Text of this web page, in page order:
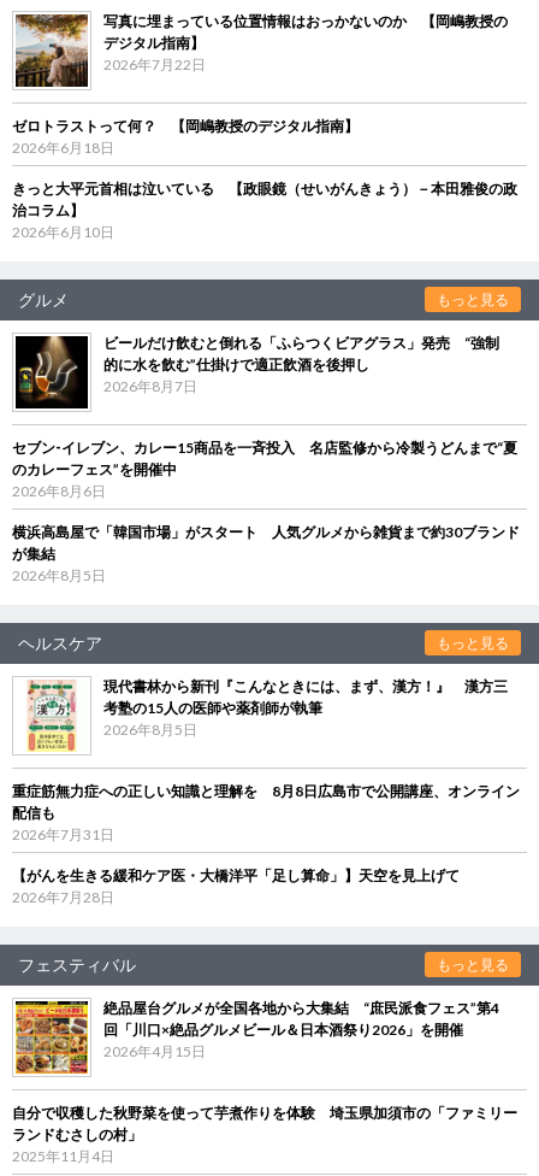
写真に埋まっている位置情報はおっかないのか 【岡嶋教授の
デジタル指南】
2026年7月22日
ゼロトラストって何？ 【岡嶋教授のデジタル指南】
2026年6月18日
きっと大平元首相は泣いている 【政眼鏡（せいがんきょう）－本田雅俊の政
治コラム】
2026年6月10日
グルメ もっと見る
ビールだけ飲むと倒れる「ふらつくビアグラス」発売 “強制
的に水を飲む”仕掛けで適正飲酒を後押し
2026年8月7日
セブン‐イレブン、カレー15商品を一斉投入 名店監修から冷製うどんまで“夏
のカレーフェス”を開催中
2026年8月6日
横浜高島屋で「韓国市場」がスタート 人気グルメから雑貨まで約30ブランド
が集結
2026年8月5日
ヘルスケア もっと見る
現代書林から新刊『こんなときには、まず、漢方！』 漢方三
考塾の15人の医師や薬剤師が執筆
2026年8月5日
重症筋無力症への正しい知識と理解を 8月8日広島市で公開講座、オンライン
配信も
2026年7月31日
【がんを生きる緩和ケア医・大橋洋平「足し算命」】天空を見上げて
2026年7月28日
フェスティバル もっと見る
絶品屋台グルメが全国各地から大集結 “庶民派食フェス”第4
回「川口×絶品グルメビール＆日本酒祭り2026」を開催
2026年4月15日
自分で収穫した秋野菜を使って芋煮作りを体験 埼玉県加須市の「ファミリー
ランドむさしの村」
2025年11月4日